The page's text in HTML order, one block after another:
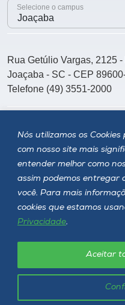
Nós utilizamos os
com nosso site mais
entender melhor como
assim podemos entregar
você. Para mais
cookies que estamos
Privacidade.
Aceitar
Selecione o campus
Rua Getúlio Vargas, 2125
Joaçaba - SC - CEP
Telefone (49) 3551-2000
Siga a Unoesc
Unoesc © 2026 - Todos os direitos
Política de privacidade LGPD